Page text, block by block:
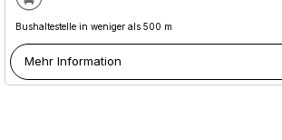
Bushaltestelle in weniger als 500 m
Mehr Information